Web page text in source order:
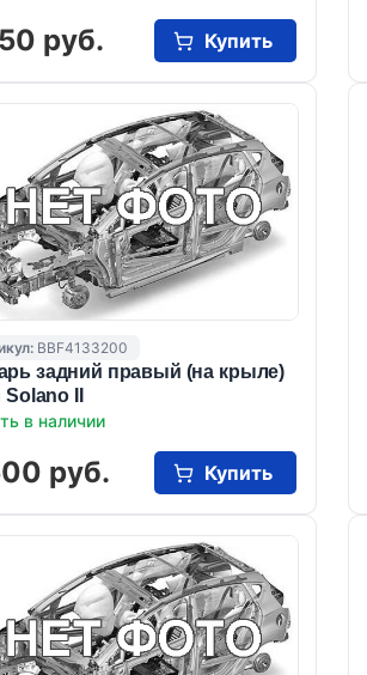
руб. Купить
BBF4133200
задний правый (на крыле)
II
в наличии
руб. Купить